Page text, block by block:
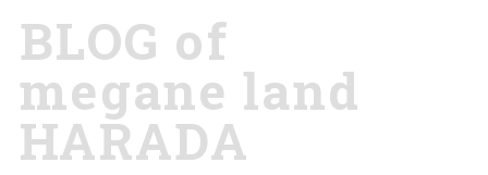
BLOG of
megane land
HARADA